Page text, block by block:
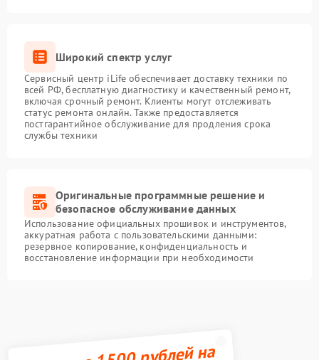
Широкий спектр услуг
Сервисный центр iLife обеспечивает доставку техники по
всей РФ, бесплатную диагностику и качественный ремонт,
включая срочный ремонт. Клиенты могут отслеживать
статус ремонта онлайн. Также предоставляется
постгарантийное обслуживание для продления срока
службы техники
Оригинальные программные решение и
безопасное обслуживание данных
Использование официальных прошивок и инструментов,
аккуратная работа с пользовательскими данными:
резервное копирование, конфиденциальность и
восстановление информации при необходимости